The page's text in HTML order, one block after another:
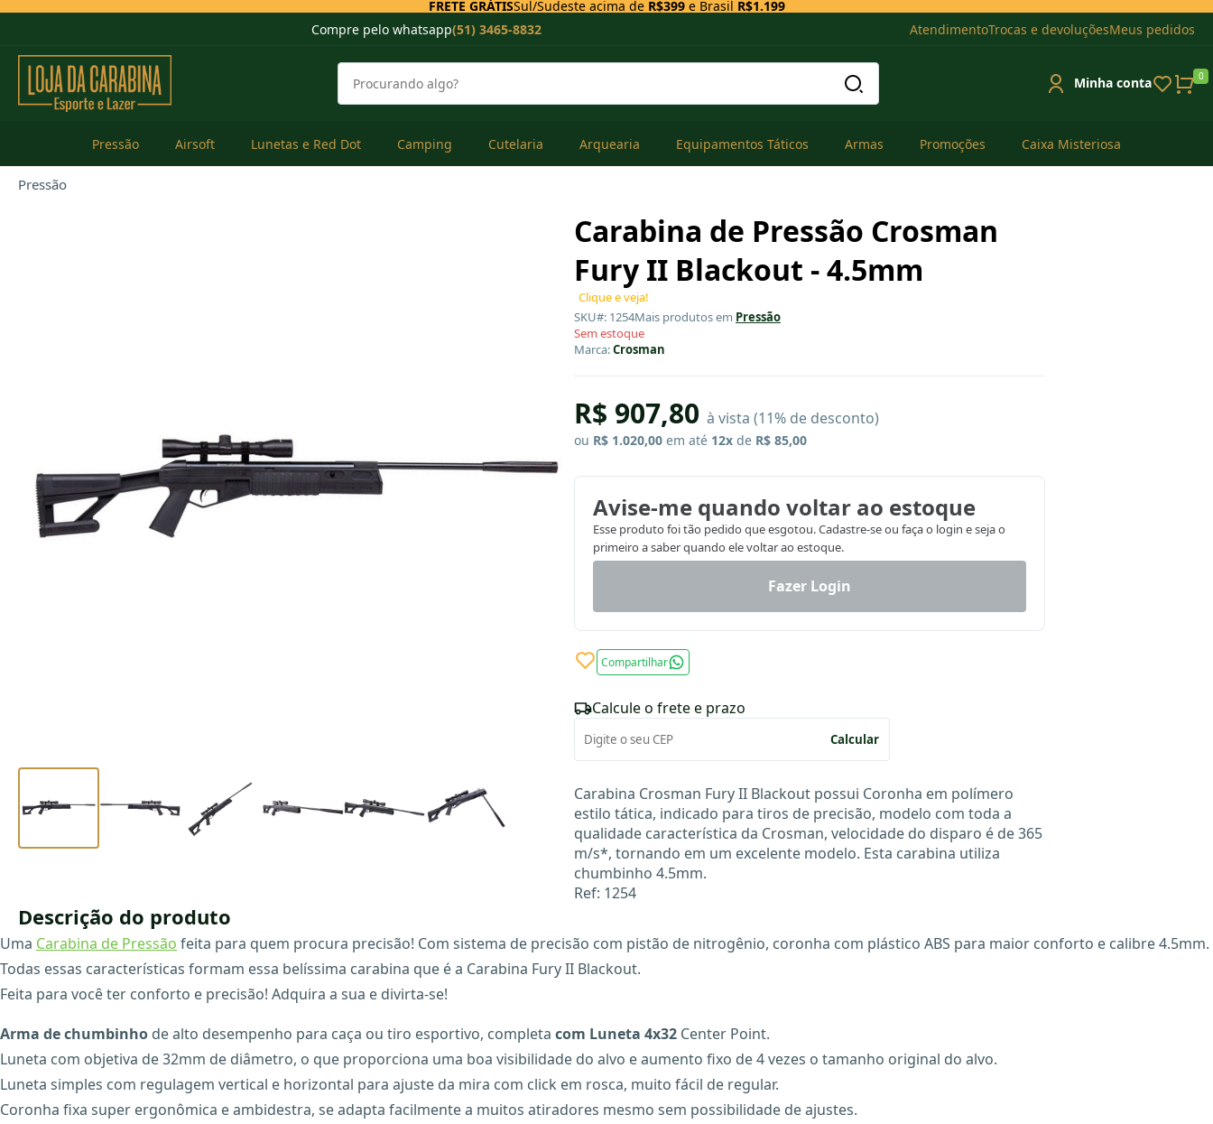
FRETE GRÁTISSul/Sudeste acima de R$399e Brasil R$1.199
Compre pelo whatsapp(51) 3465-8832 AtendimentoTrocas e devoluçõesMeus pedidos
Minha conta 0
Pressão Airsoft Lunetas e Red Dot Camping Cutelaria Arquearia Equipamentos Táticos Armas Promoções Caixa Misteriosa
Pressão
Carabina de Pressão Crosman
Fury II Blackout - 4.5mm
Clique e veja!
SKU#: 1254Mais produtos em Pressão
Sem estoque
Marca:Crosman
R$ 907,80 à vista (11% de desconto)
ou R$ 1.020,00 em até 12x de R$ 85,00
Avise-me quando voltar ao estoque
Esse produto foi tão pedido que esgotou. Cadastre-se ou faça o login e seja o
primeiro a saber quando ele voltar ao estoque.
Fazer Login
Compartilhar
Calcule o frete e prazo
Calcular
Carabina Crosman Fury II Blackout possui Coronha em polímero
estilo tática, indicado para tiros de precisão, modelo com toda a
qualidade característica da Crosman, velocidade do disparo é de 365
m/s*, tornando em um excelente modelo. Esta carabina utiliza
chumbinho 4.5mm.
Ref: 1254
Descrição do produto
Uma Carabina de Pressão feita para quem procura precisão! Com sistema de precisão com pistão de nitrogênio, coronha com plástico ABS para maior conforto e calibre 4.5mm.
Todas essas características formam essa belíssima carabina que é a Carabina Fury II Blackout.
Feita para você ter conforto e precisão! Adquira a sua e divirta-se!
Arma de chumbinho de alto desempenho para caça ou tiro esportivo, completa com Luneta 4x32 Center Point.
Luneta com objetiva de 32mm de diâmetro, o que proporciona uma boa visibilidade do alvo e aumento fixo de 4 vezes o tamanho original do alvo.
Luneta simples com regulagem vertical e horizontal para ajuste da mira com click em rosca, muito fácil de regular.
Coronha fixa super ergonômica e ambidestra, se adapta facilmente a muitos atiradores mesmo sem possibilidade de ajustes.